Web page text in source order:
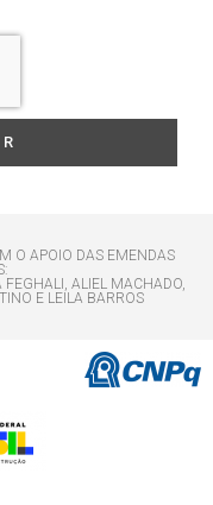
O APOIO DAS EMENDAS
ALIEL MACHADO,
E LEILA BARROS